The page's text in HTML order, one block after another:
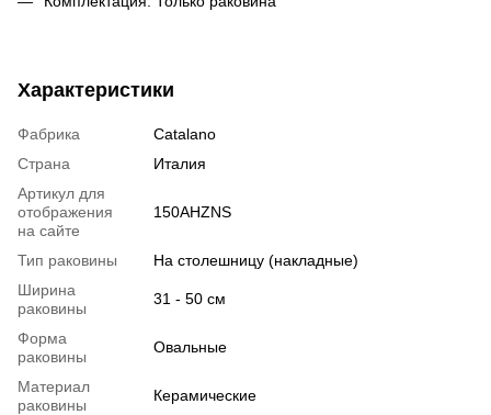
Характеристики
Фабрика
Catalano
Страна
Италия
Артикул для
отображения
на сайте
150AHZNS
Тип раковины
На столешницу (накладные)
Ширина
раковины
31 - 50 см
Форма
раковины
Овальные
Материал
раковины
Керамические